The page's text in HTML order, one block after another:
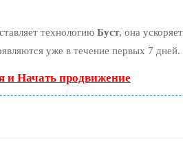
технологию Буст, она
уже в течение первых 7 дней.
и Начать продвижение